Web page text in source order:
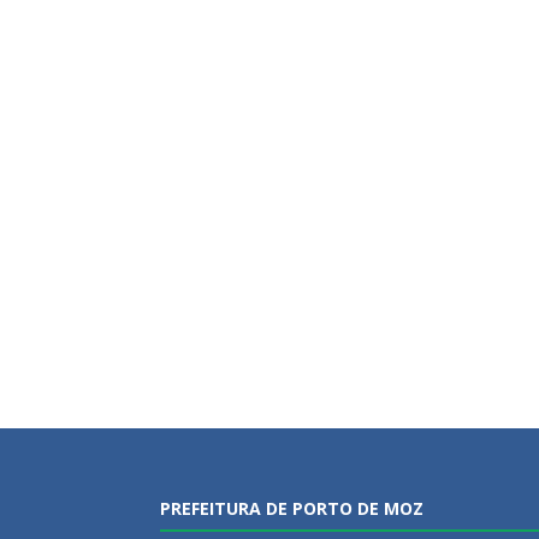
PREFEITURA DE PORTO DE MOZ